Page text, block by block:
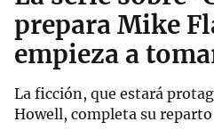
prepara Mike
empieza a
La ficción, que estará
Howell, completa su reparto